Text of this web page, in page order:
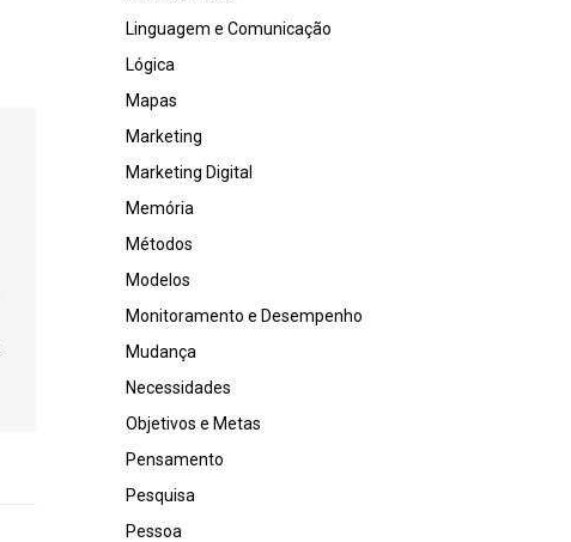
Linguagem e Comunicação
Lógica
Mapas
Marketing
Marketing Digital
Memória
Métodos
Modelos
Monitoramento e Desempenho
Mudança
Necessidades
Objetivos e Metas
Pensamento
Pesquisa
Pessoa